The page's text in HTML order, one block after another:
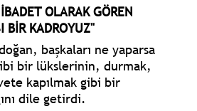
OLARAK GÖREN
BİR KADROYUZ"
başkaları ne yaparsa
bir lükslerinin, durmak,
kapılmak gibi bir
dile getirdi.